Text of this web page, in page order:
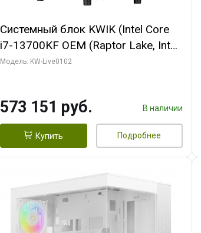
Системный блок KWIK (Intel Core
i7-13700KF OEM (Raptor Lake, Intel
7, C16 8EC/8PC/ 32 ГБ ОЗУ (2
Turbo/ 960 ГБ SSD)
Модель: KW-Live0102
573 151 руб. В наличии
Купить Подробнее